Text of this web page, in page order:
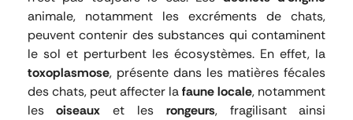
animale, notamment les excréments de chats,
peuvent contenir des substances qui contaminent
le sol et perturbent les écosystèmes. En effet, la
toxoplasmose, présente dans les matières fécales
des chats, peut affecter lafaune locale, notamment
lesoiseauxet les rongeurs, fragilisant ainsi